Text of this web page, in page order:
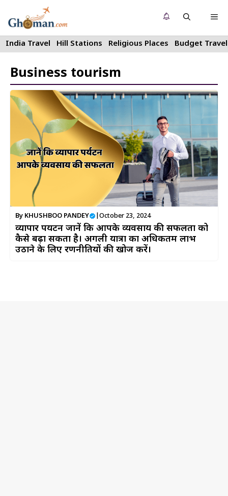
to
content
India Travel Hill Stations Religious Places Budget Travel
Business tourism
By KHUSHBOO PANDEY October 23, 2024
व्यापार पर्यटन जानें कि आपके व्यवसाय की सफलता को
कैसे बढ़ा सकता है। अगली यात्रा का अधिकतम लाभ
उठाने के लिए रणनीतियों की खोज करें।